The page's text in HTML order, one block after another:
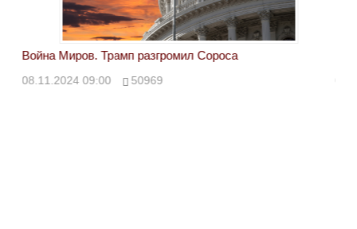
Война Миров. Трамп разгромил Сороса
08.11.2024 09:00 50969